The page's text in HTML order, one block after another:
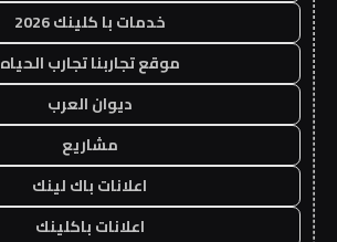
خدمات با كلينك 2026
موقع تجاربنا تجارب الحياه
ديوان العرب
مشاريع
اعلانات باك لينك
اعلانات باكلينك